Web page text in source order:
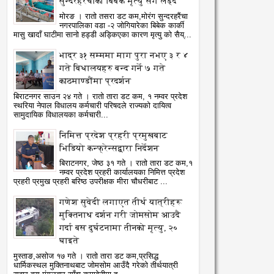
Jul
2026
प्रदेशमै पहिलो पटक दूरबिन
मेरुदण्डको सफल
RatoTara 7/3/2026
29 Jun
2026
कार्यसम्पादन अभिलेख ढाँचा
अनुशिक्षण कार्यक्रम सम्पन्न
मोरङ । रातो तसरा डट कम,मोरंग सुन्दरहरैंचा
नगरपालिका वडा -२ जोगियारेका बिबेक कार्की
मासु खादाँ घाटीमा सानो हड्डी अड्किएका कारण मृत्यु को सैय्...
भाद्र ३१ सम्ममा माग पुरा नभए ३ र ४
गते बिधालयहरु बन्द गर्ने ७ गते
काठमाण्डौंमा प्रदर्शन
बिराटनगर साउन २४ गते । रातो तारा डट कम, १ नम्वर प्रदेश
स्थरिया नेपाल विधालय कर्मचारी परिषदले राज्यको दायित्व
सामुदायिक विधालयका कर्मचारी...
निमित्त प्रदेश प्रहरी प्रमुखबाट
भिडियो कन्फ्रेन्सद्वारा निर्देशन
बिराटनगर, जेष्ठ ३१ गते । रातो तारा डट कम,१
नम्वर प्रदेश प्रहरी कार्यालयका निमित्त प्रदेश
प्रहरी प्रमुख प्रहरी बरिष्ठ उपरीक्षक मीरा चौधरीबाट ...
गणेश सुवेदी लगाएत तीर्थ यात्रीहरू
मुक्तिनाथ दर्शन गरी जोमसोम आउदै
गर्दा बस दुर्घटनामा तीनको मृत्यु, २०
घाइते
मुस्ताङ,असोज १७ गते । रातो तारा डट कम,प्रसिद्ध
धार्मिकस्थल मुक्तिनाथबाट जोमसोम आउँदै गरेको तीर्थयात्री